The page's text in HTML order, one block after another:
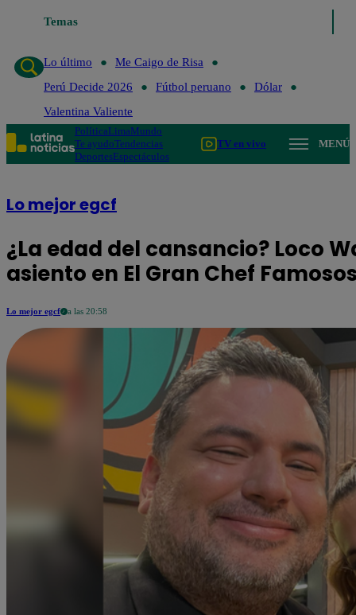
Temas
Lo último
Me Caigo de Risa
Perú Decide 2026
Fútbol peruano
Dólar
Valentina Valiente
PolíticaLimaMundo
Te ayudoTendencias
DeportesEspectáculos
TV en vivo MENÚ
Lo mejor egcf
¿La edad del cansancio? Loco
asiento en El Gran Chef
Lo mejor egcf a las 20:58